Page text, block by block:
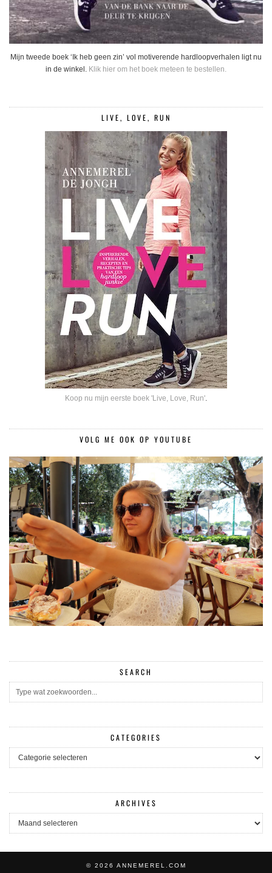
Mijn tweede boek ‘Ik heb geen zin’ vol motiverende hardloopverhalen ligt nu
in de winkel. Klik hier om het boek meteen te bestellen.
LIVE, LOVE, RUN
Koop nu mijn eerste boek 'Live, Love, Run'.
VOLG ME OOK OP YOUTUBE
SEARCH
CATEGORIES
CATEGORIES
ARCHIVES
ARCHIVES
© 2026 ANNEMEREL.COM